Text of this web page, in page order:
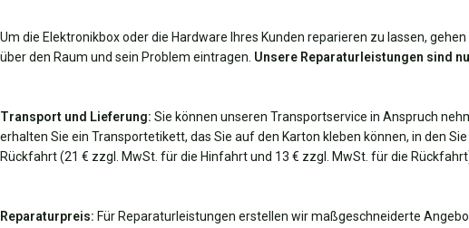
Um die Elektronikbox oder die Hardware Ihres Kunden reparieren zu lassen,
über den Raum und sein Problem eintragen. Unsere Reparaturleistungen sind
Transport und Lieferung: Sie können unseren Transportservice in Anspruch
erhalten Sie ein Transportetikett, das Sie auf den Karton kleben können, in den
Rückfahrt (21 € zzgl. MwSt. für die Hinfahrt und 13 € zzgl. MwSt. für die
Reparaturpreis: Für Reparaturleistungen erstellen wir maßgeschneiderte